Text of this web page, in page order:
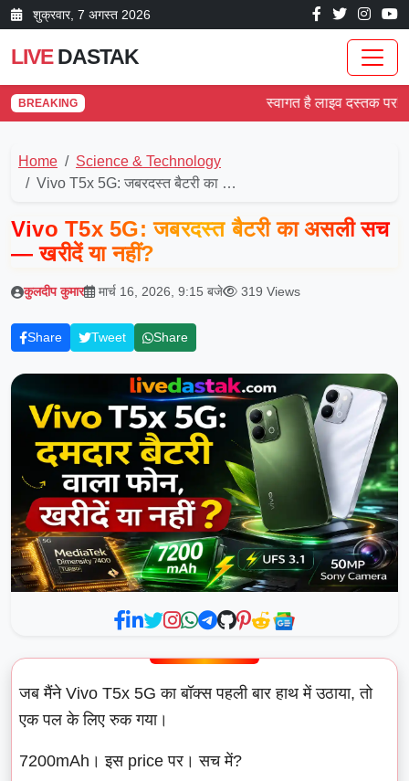
शुक्रवार, 7 अगस्त 2026
LIVEDASTAK
BREAKING स्वागत है लाइव दस्तक पर!
Home
Science & Technology
Vivo T5x 5G: जबरदस्त बैटरी का …
Vivo T5x 5G: जबरदस्त बैटरी का असली सच
— खरीदें या नहीं?
कुलदीप कुमार मार्च 16, 2026, 9:15 बजे 319 Views
Share Tweet Share
जब मैंने Vivo T5x 5G का बॉक्स पहली बार हाथ में उठाया, तो
एक पल के लिए रुक गया।
7200mAh। इस price पर। सच में?